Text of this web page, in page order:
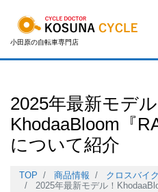
小田原の自転車専門店
2025年最新モデル
KhodaaBloom『
について紹介
TOP 商品情報
クロスバイク
2025年最新モデル！